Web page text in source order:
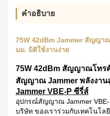
คำอธิบาย
75W 42dBm Jammer สัญญา
มม. มิติใช้งานง่าย
75W 42dBm สัญญาณโทร
สัญญาณ Jammer พลังงาน
Jammer VBE-P ซีรี่ส์
อุปกรณ์สัญญาณ Jammer
บริษัท ของเราร่วมกับเทคโนโ